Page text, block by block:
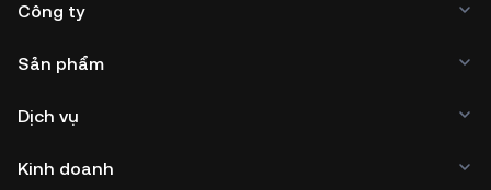
Công ty
Sản phẩm
Dịch vụ
Kinh doanh